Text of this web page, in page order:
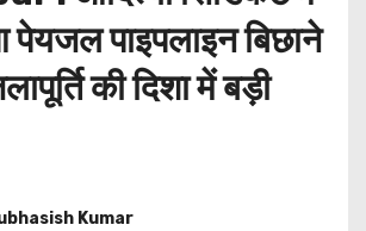
पाइपलाइन बिछाने
की दिशा में बड़ी
Kumar